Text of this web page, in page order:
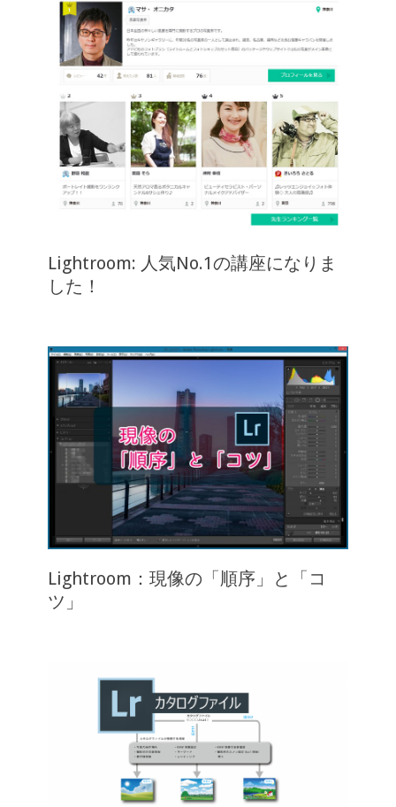
Lightroom: 人気No.1の講座になりま
した！
Lightroom：現像の「順序」と「コ
ツ」